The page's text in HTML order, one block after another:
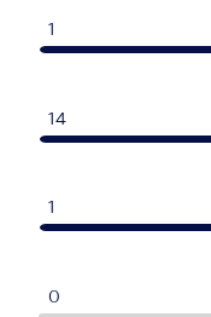
1
14
1
0